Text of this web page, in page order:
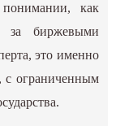
как
за биржевыми
это именно
с ограниченным